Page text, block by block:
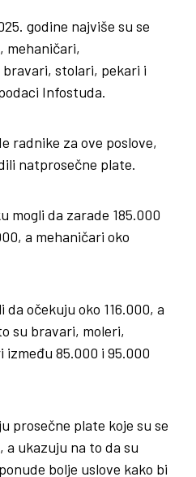
godine najviše su se
mehaničari,
stolari, pekari i
Infostuda.
radnike za ove poslove,
natprosečne plate.
mogli da zarade 185.000
a mehaničari oko
očekuju oko 116.000, a
su bravari, moleri,
85.000 i 95.000
prosečne plate koje su se
a ukazuju na to da su
bolje uslove kako bi